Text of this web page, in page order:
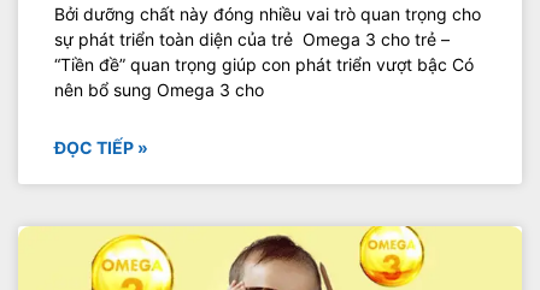
Bởi dưỡng chất này đóng nhiều vai trò quan trọng cho
sự phát triển toàn diện của trẻ Omega 3 cho trẻ –
“Tiền đề” quan trọng giúp con phát triển vượt bậc Có
nên bổ sung Omega 3 cho
ĐỌC TIẾP »